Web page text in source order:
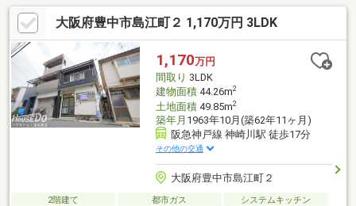
フォーム内容・新調（システムキッチン、浴室、洗面化粧台、ト
イレ、建具、ＴＶモニター付きインターホン、シューズボック
ス、エアコン2台）・張替（全室クロス）・網戸一部交換・ハウス
クリーニング等
大阪府豊中市島江町２ 1,170万円 3LDK
1,170万円
間取り 3LDK
建物面積44.26m2
土地面積49.85m2
築年月 1963年10月(築62年11ヶ月)
阪急神戸線 神崎川駅 徒歩17分
その他の交通
大阪府豊中市島江町２
2階建て 都市ガス システムキッチン